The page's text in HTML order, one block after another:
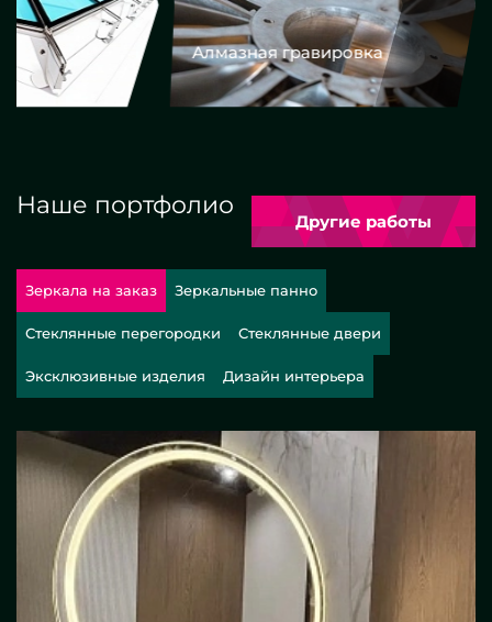
Алмазная гравировка
Наше портфолио
Другие работы
Зеркала на заказ Зеркальные панно
Стеклянные перегородки Стеклянные двери
Эксклюзивные изделия Дизайн интерьера